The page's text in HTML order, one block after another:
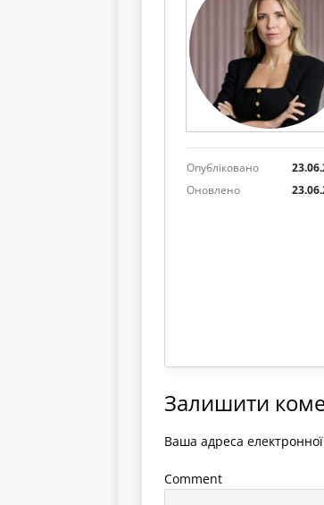
Опубліковано
Оновлено
Залишити
Ваша адреса
Comment